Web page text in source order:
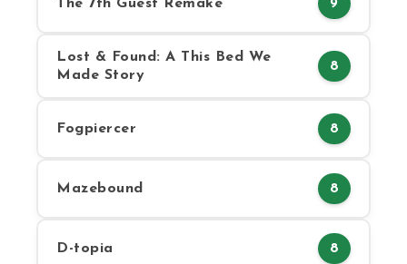
The 7th Guest Remake 9
Lost & Found: A This Bed We
Made Story
8
Fogpiercer 8
Mazebound 8
D-topia 8